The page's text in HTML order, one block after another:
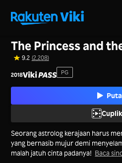
The Princess and
9.2 (2,208)
2018 PG
Seorang astrolog kerajaan harus
yang bernasib mujur demi
malah jatuh cinta padanya! Baca